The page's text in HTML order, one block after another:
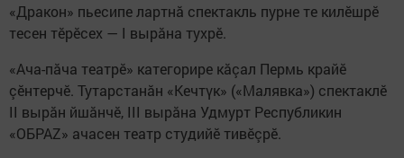
«Дракон» пьесипе лартнă спектакль пурне те килӗшрӗ
тесен тӗрӗсех — I вырăна тухрӗ.
«Ача-пăча театрӗ» категорире кăçал Пермь крайӗ
çӗнтерчӗ. Тутарстанăн «Кечтүк» («Малявка») спектаклӗ
II вырăн йшăнчӗ, III вырăна Удмурт Республикин
«ОБРАZ» ачасен театр студийӗ тивӗçрӗ.